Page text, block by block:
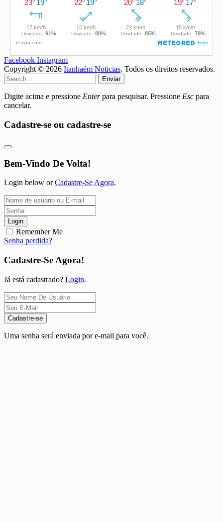
Facebook Instagram
Copyright © 2026 Itanhaém Noticias. Todos os direitos reservados.
Enviar
Digite acima e pressione Enterpara pesquisar. Pressione Esc para
cancelar.
Cadastre-se ou cadastre-se
Bem-Vindo De Volta!
Login below orCadastre-Se Agora.
Login
Remember Me
Senha perdida?
Cadastre-Se Agora!
Já está cadastrado? Login.
Cadastre-se
Uma senha será enviada por e-mail para você.